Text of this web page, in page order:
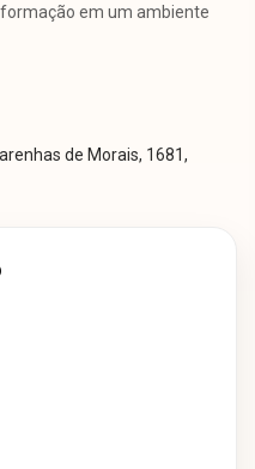
em um ambiente
de Morais, 1681,